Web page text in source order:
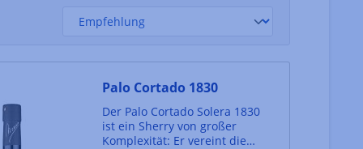
Palo Cortado 1830
Der Palo Cortado Solera 1830
ist ein Sherry von großer
Komplexität: Er vereint die